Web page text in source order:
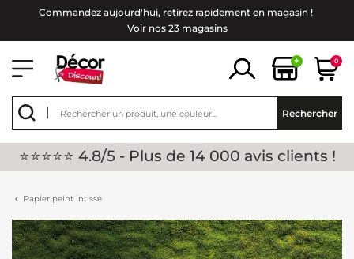
Commandez aujourd'hui, retirez rapidement en magasin !
Voir nos 23 magasins
+ 0
Rechercher
⭐⭐⭐⭐⭐ 4.8/5 - Plus de 14 000 avis clients !
Papier peint intissé